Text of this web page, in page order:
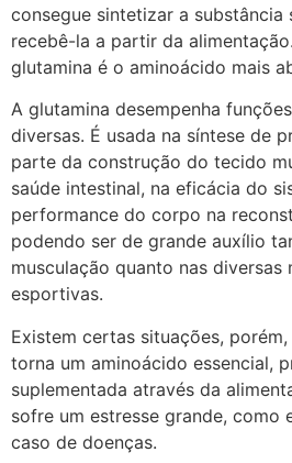
consegue sintetizar a substância
recebê-la a partir da
glutamina é o aminoácido mais
A glutamina desempenha
diversas. É usada na síntese de
parte da construção do tecido
saúde intestinal, na eficácia do
performance do corpo na
podendo ser de grande auxílio
musculação quanto nas diversas
esportivas.
Existem certas situações,
torna um aminoácido essencial,
suplementada através da
sofre um estresse grande, como
caso de doenças.